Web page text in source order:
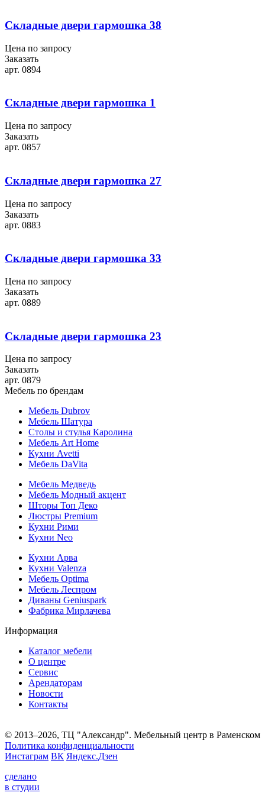
Складные двери гармошка 38
Цена по запросу
Заказать
арт. 0894
Складные двери гармошка 1
Цена по запросу
Заказать
арт. 0857
Складные двери гармошка 27
Цена по запросу
Заказать
арт. 0883
Складные двери гармошка 33
Цена по запросу
Заказать
арт. 0889
Складные двери гармошка 23
Цена по запросу
Заказать
арт. 0879
Мебель по брендам
Мебель Dubrov
Мебель Шатура
Столы и стулья Каролина
Мебель Art Home
Кухни Avetti
Мебель DaVita
Мебель Медведь
Мебель Модный акцент
Шторы Топ Деко
Люстры Premium
Кухни Рими
Кухни Neo
Кухни Арва
Кухни Valenza
Мебель Optima
Мебель Леспром
Диваны Geniuspark
Фабрика Мирлачева
Информация
Каталог мебели
О центре
Сервис
Арендаторам
Новости
Контакты
© 2013–2026, ТЦ "Александр". Мебельный центр в Раменском
Политика конфиденциальности
Инстаграм ВК Яндекс.Дзен
сделано
в студии